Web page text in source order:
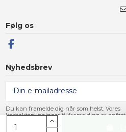
Følg os
Nyhedsbrev
Du kan framelde dig når som helst. Vores
kontaktoplysninger til framelding er anført
i handelsbetingelserne.